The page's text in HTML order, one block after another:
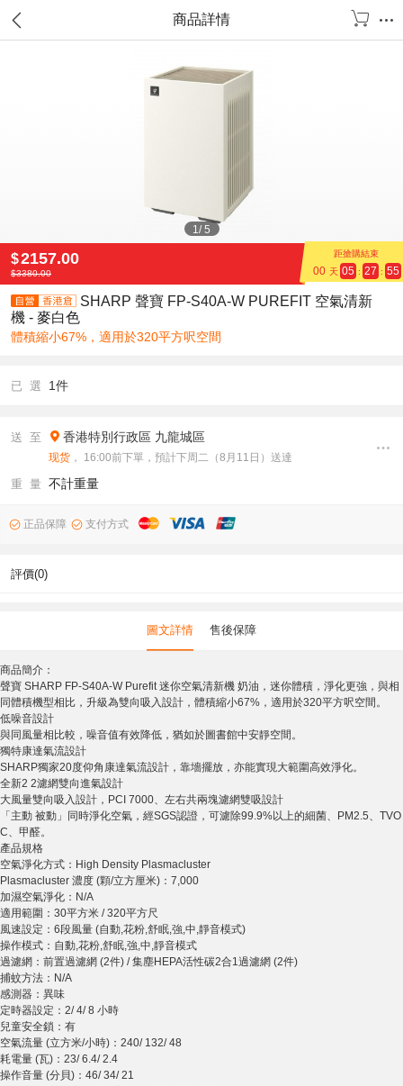
商品詳情
1/5
$2157.00 距搶購結束
00 天 05 : 27 : 55
$3380.00
SHARP 聲寶 FP-S40A-W PUREFIT 空氣清新
機 - 麥白色
體積縮小67%，適用於320平方呎空間
已 選 1件
送 至 香港特別行政區 九龍城區
现货 ， 16:00前下單，預計下周二（8月11日）送達
重 量 不計重量
正品保障 支付方式
評價(0)
圖文詳情 售後保障
商品簡介：
聲寶 SHARP FP-S40A-W Purefit 迷你空氣清新機 奶油，迷你體積，淨化更強，與相
同體積機型相比，升級為雙向吸入設計，體積縮小67%，適用於320平方呎空間。
低噪音設計
與同風量相比較，噪音值有效降低，猶如於圖書館中安靜空間。
獨特康達氣流設計
SHARP獨家20度仰角康達氣流設計，靠墻擺放，亦能實現大範圍高效淨化。
全新2 2濾網雙向進氣設計
大風量雙向吸入設計，PCI 7000、左右共兩塊濾網雙吸設計
「主動 被動」同時淨化空氣，經SGS認證，可濾除99.9%以上的細菌、PM2.5、TVO
C、甲醛。
產品規格
空氣淨化方式：High Density Plasmacluster
Plasmacluster 濃度 (顆/立方厘米)：7,000
加濕空氣淨化：N/A
適用範圍：30平方米 / 320平方尺
風速設定：6段風量 (自動,花粉,舒眠,強,中,靜音模式)
操作模式：自動,花粉,舒眠,強,中,靜音模式
過濾網：前置過濾網 (2件) / 集塵HEPA活性碳2合1過濾網 (2件)
捕蚊方法：N/A
感測器：異味
定時器設定：2/ 4/ 8 小時
兒童安全鎖：有
空氣流量 (立方米/小時)：240/ 132/ 48
耗電量 (瓦)：23/ 6.4/ 2.4
操作音量 (分貝)：46/ 34/ 21